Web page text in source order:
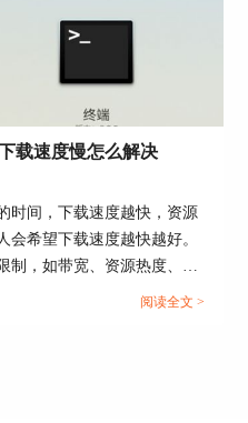
功能
操作方式，以及强大的
载速度慢怎么解决
时间，下载速度越快，资源
会希望下载速度越快越好。
制，如带宽、资源热度、设
下载速度不同。本文会教大
阅读全文 >